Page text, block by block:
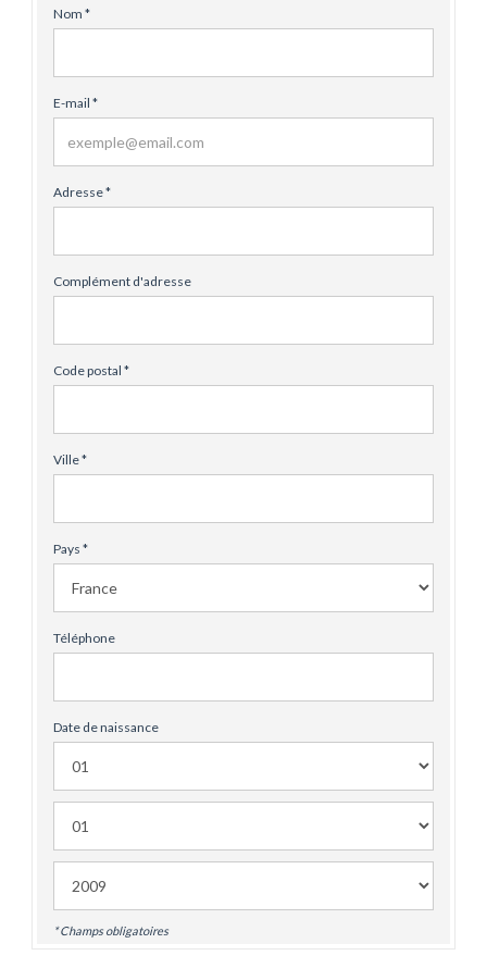
Nom *
E-mail *
Adresse *
Complément d'adresse
Code postal *
Ville *
Pays *
Téléphone
Date de naissance
* Champs obligatoires